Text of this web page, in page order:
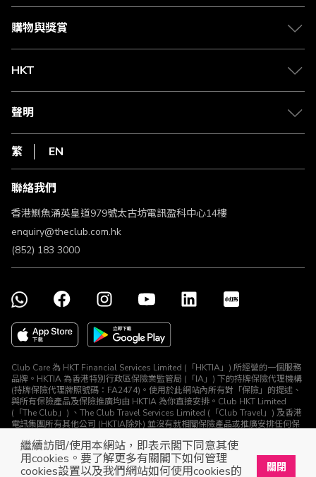
繼續訪問/使用本網站，即表示閣下同意其使
用cookies。要了解更多有關閣下如何管理
cookies設置以及我們網站如何使用cookies的
關閉
媒體中心
會籍及專屬禮遇
賺取積分
購物與獎賞
物流與配送
Club Shopping 商品領取站
常見問題
HKT
csl.
1010
HKT
聲明
私隱聲明
使用條款
條款及細則
不歧視及不騷擾聲明
認可牌照及通告
繁 EN
聯絡我們
香港鰂魚涌英皇道979號太古坊電訊盈科中心14樓
enquiry@theclub.com.hk
(852) 183 3000
Club Care 為 HKT Financial Services Limited (「HKTIA」) 所經營的一個服務
品牌。HKTIA 為香港特別行政區保險業監管局 (「IA」) 下的持牌保險代理機構
(持牌保險代理牌照號碼：FA2474)。使用於此網站內所有對「保險」的提述、
與所有保險產品及保險推廣均由 HKTIA 為你直接安排。Club HKT Limited
(「The Club」) 、The Club Travel Services Limited (「Club Travel」) 及香港
電訊集團所有其他公司 (HKTIA除外) 並沒有就相關保險產品或推廣安排任何保
© The Club 2026. 保留所有權利
立即下載The Club手機app